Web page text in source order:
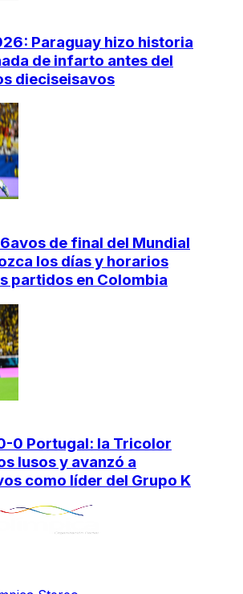
Paraguay hizo historia
de infarto antes del
dieciseisavos
de final del Mundial
los días y horarios
partidos en Colombia
0 Portugal: la Tricolor
lusos y avanzó a
como líder del Grupo K